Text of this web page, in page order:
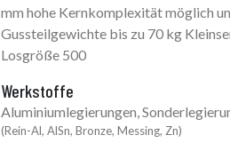
mm hohe Kernkomplexität möglich
Gussteilgewichte bis zu 70 kg
Losgröße 500
Werkstoffe
Aluminiumlegierungen,
(Rein-Al, AlSn, Bronze, Messing, Zn)